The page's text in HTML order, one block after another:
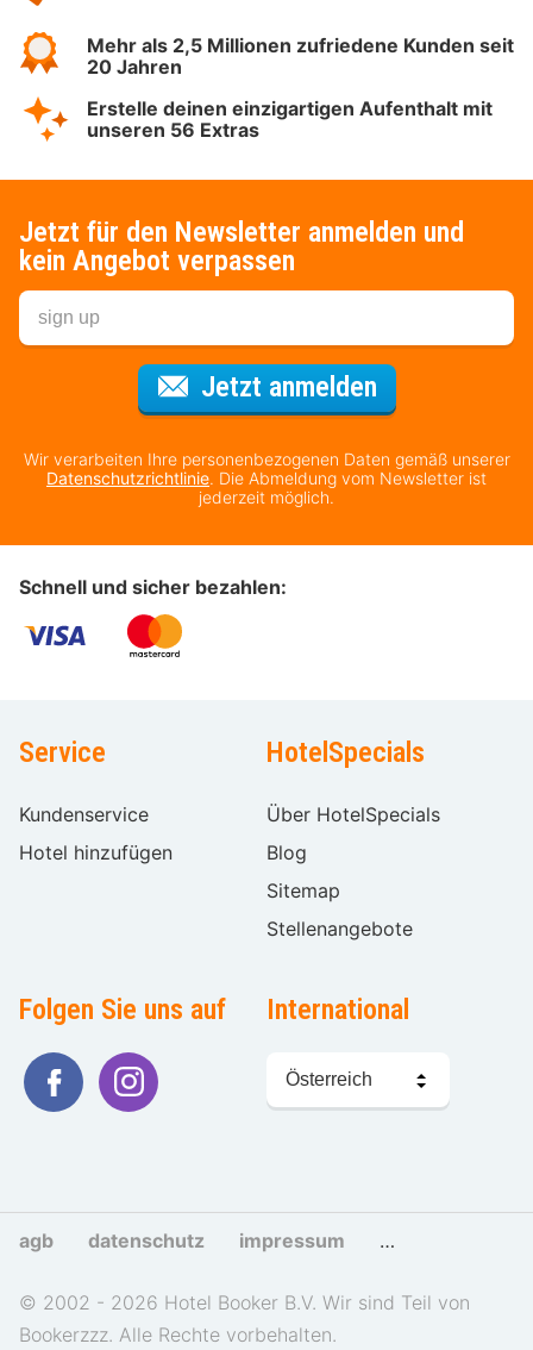
Mehr als 2,5 Millionen zufriedene Kunden seit
20 Jahren
Erstelle deinen einzigartigen Aufenthalt mit
unseren 56 Extras
Jetzt für den Newsletter anmelden und
kein Angebot verpassen
Jetzt anmeldenFür den
Wir verarbeiten Ihre personenbezogenen Daten gemäß unserer
Datenschutzrichtlinie. Die Abmeldung vom Newsletter ist
jederzeit möglich.
Schnell und sicher bezahlen:
Service
Kundenservice
Hotel hinzufügen
HotelSpecials
Über HotelSpecials
Blog
Sitemap
Stellenangebote
Folgen Sie uns auf International
Sprache
wählen
agb datenschutz impressum cookies und
© 2002 - 2026 Hotel Booker B.V. Wir sind Teil von
Bookerzzz. Alle Rechte vorbehalten.